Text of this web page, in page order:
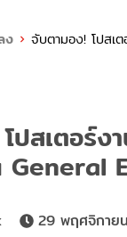
ง จับตามอง! โปส
ปสเตอร์
29 พฤศจิกาย